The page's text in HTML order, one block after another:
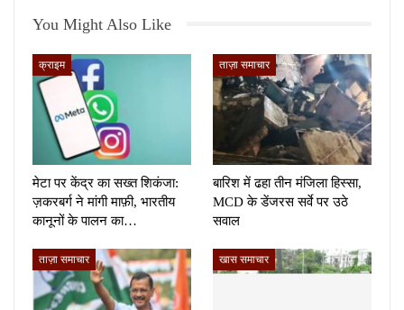
You Might Also Like
क्राइम
मेटा पर केंद्र का सख्त शिकंजा:
ज़करबर्ग ने मांगी माफ़ी, भारतीय
कानूनों के पालन का…
ताज़ा समाचार
बारिश में ढहा तीन मंजिला हिस्सा,
MCD के डेंजरस सर्वे पर उठे
सवाल
ताज़ा समाचार खास समाचार